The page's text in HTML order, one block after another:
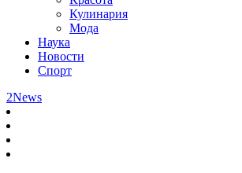
Кулинария
Мода
Наука
Новости
Спорт
2News